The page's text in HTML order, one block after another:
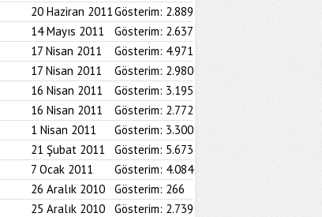
20 Haziran 2011Gösterim: 2.889
14 Mayıs 2011 Gösterim: 2.637
17 Nisan 2011 Gösterim: 4.971
17 Nisan 2011 Gösterim: 2.980
16 Nisan 2011 Gösterim: 3.195
16 Nisan 2011 Gösterim: 2.772
1 Nisan 2011 Gösterim: 3.300
21 Şubat 2011 Gösterim: 5.673
7 Ocak 2011 Gösterim: 4.084
26 Aralık 2010 Gösterim: 266
25 Aralık 2010 Gösterim: 2.739